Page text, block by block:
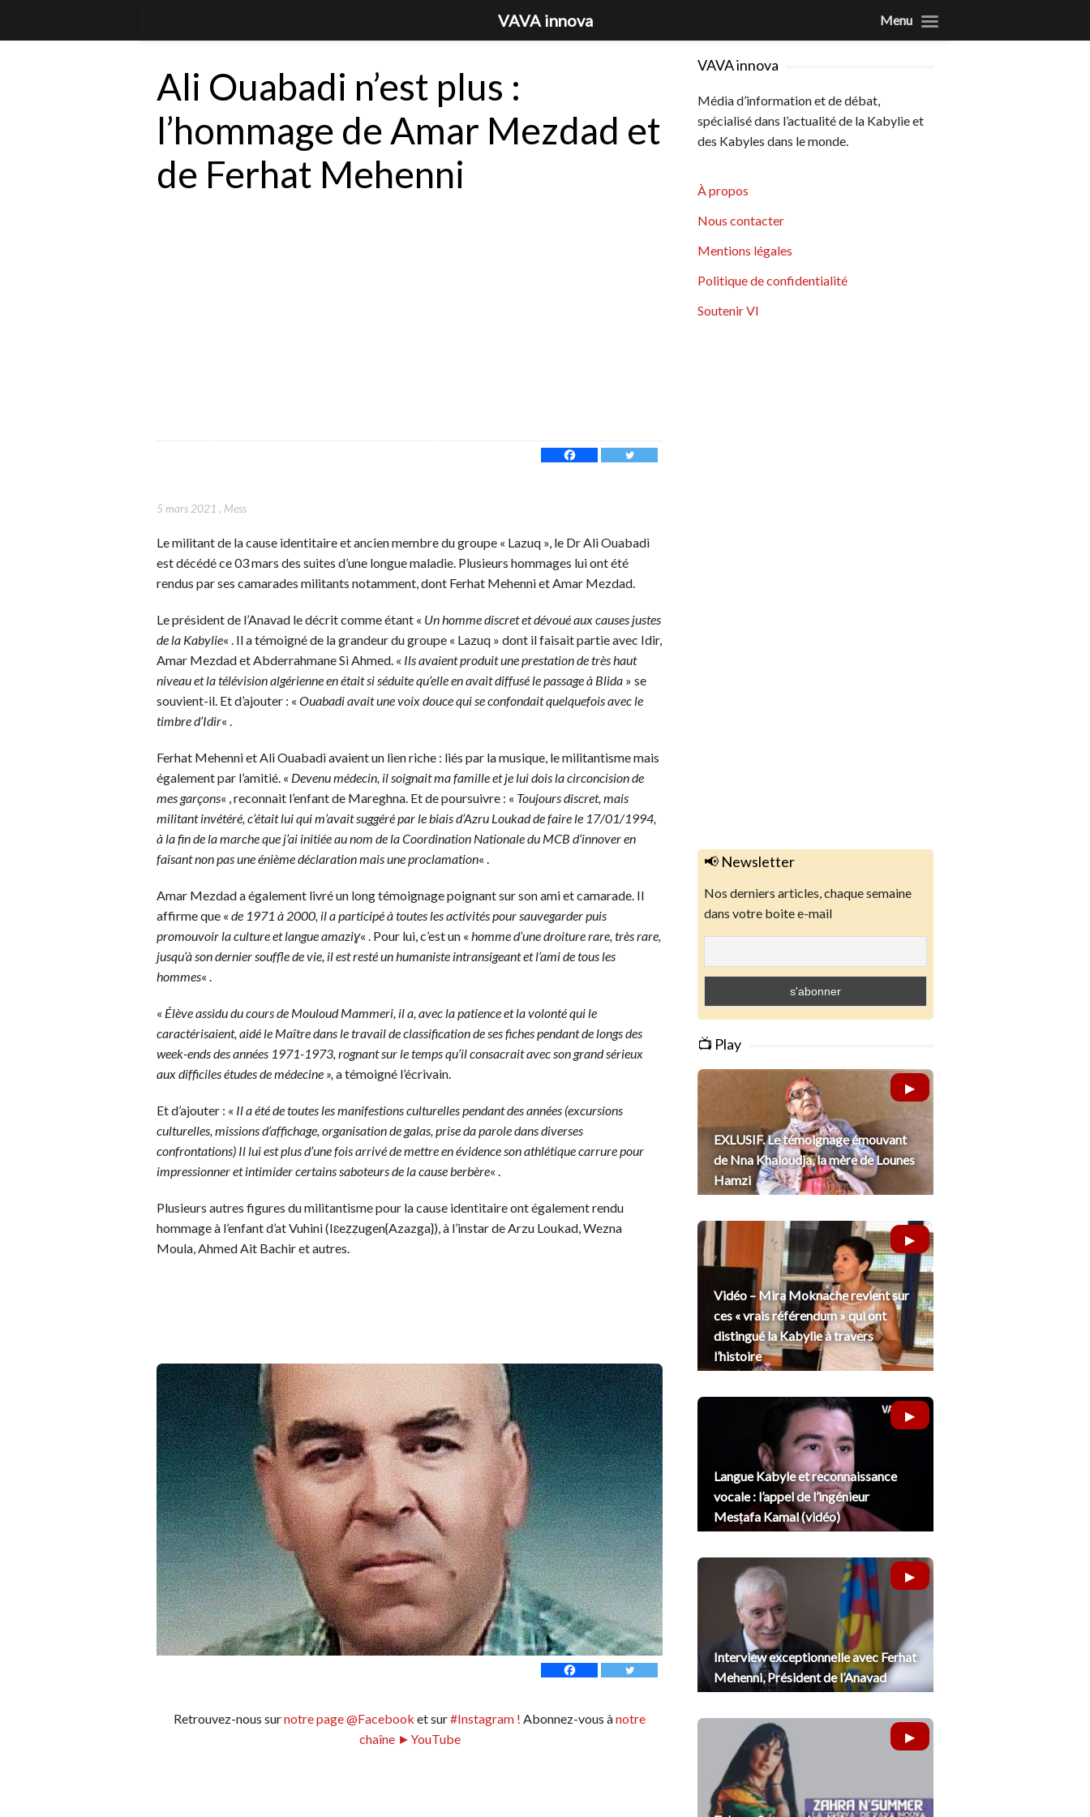
Ali Ouabadi n’est plus :
l’hommage de Amar Mezdad et
de Ferhat Mehenni
5 mars 2021 , Mess
Le militant de la cause identitaire et ancien membre du groupe « Lazuq », le Dr Ali Ouabadi
est décédé ce 03 mars des suites d’une longue maladie. Plusieurs hommages lui ont été
rendus par ses camarades militants notamment, dont Ferhat Mehenni et Amar Mezdad.
Le président de l’Anavad le décrit comme étant « Un homme discret et dévoué aux causes justes
de la Kabylie« . Il a témoigné de la grandeur du groupe « Lazuq » dont il faisait partie avec Idir,
Amar Mezdad et Abderrahmane Si Ahmed. « Ils avaient produit une prestation de très haut
niveau et la télévision algérienne en était si séduite qu’elle en avait diffusé le passage à Blida » se
souvient-il. Et d’ajouter : «Ouabadi avait une voix douce qui se confondait quelquefois avec le
timbre d’Idir« .
Ferhat Mehenni et Ali Ouabadi avaient un lien riche : liés par la musique, le militantisme mais
également par l’amitié. « Devenu médecin, il soignait ma famille et je lui dois la circoncision de
mes garçons« , reconnait l’enfant de Mareghna. Et de poursuivre : « Toujours discret, mais
militant invétéré, c’était lui qui m’avait suggéré par le biais d’Azru Loukad de faire le 17/01/1994,
à la fin de la marche que j’ai initiée au nom de la Coordination Nationale du MCB d’innover en
faisant non pas une énième déclaration mais une proclamation« .
Amar Mezdad a également livré un long témoignage poignant sur son ami et camarade. Il
affirme que «de 1971 à 2000, il a participé à toutes les activités pour sauvegarder puis
promouvoir la culture et langue amaziɣ« . Pour lui, c’est un «homme d’une droiture rare, très rare,
jusqu’à son dernier souffle de vie, il est resté un humaniste intransigeant et l’ami de tous les
hommes« .
« Élève assidu du cours de Mouloud Mammeri, il a, avec la patience et la volonté qui le
caractérisaient, aidé le Maître dans le travail de classification de ses fiches pendant de longs des
week-ends des années 1971-1973, rognant sur le temps qu’il consacrait avec son grand sérieux
aux difficiles études de médecine »,a témoigné l’écrivain.
Et d’ajouter : « Il a été de toutes les manifestions culturelles pendant des années (excursions
culturelles, missions d’affichage, organisation de galas, prise da parole dans diverses
confrontations) Il lui est plus d’une fois arrivé de mettre en évidence son athlétique carrure pour
impressionner et intimider certains saboteurs de la cause berbère« .
Plusieurs autres figures du militantisme pour la cause identitaire ont également rendu
hommage à l’enfant d’at Vuhini (Iɛeẓẓugen{Azazga}), à l’instar de Arzu Loukad, Wezna
Moula, Ahmed Ait Bachir et autres.
Retrouvez-nous surnotre page @Facebook et sur#Instagram ! Abonnez-vous ànotre
chaîne ►YouTube
VAVA innova
Média d’information et de débat,
spécialisé dans l’actualité de la Kabylie et
des Kabyles dans le monde.
À propos
Nous contacter
Mentions légales
Politique de confidentialité
Soutenir VI
📢 Newsletter
Nos derniers articles, chaque semaine
dans votre boite e-mail
📺 Play
EXLUSIF. Le témoignage émouvant
de Nna Khaloudja, la mère de Lounes
Hamzi
Vidéo – Mira Moknache revient sur
ces « vrais référendum » qui ont
distingué la Kabylie à travers
l’histoire
Langue Kabyle et reconnaissance
vocale : l’appel de l’ingénieur
Mesṭafa Kamal (vidéo)
Interview exceptionnelle avec Ferhat
Mehenni, Président de l’Anavad
VAVA innova Menu